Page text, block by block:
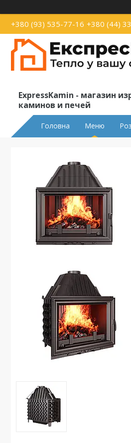
+380 (93) 535-77-16 +380 (44)
ExpressKamin - магазин
каминов и печей
Головна Меню